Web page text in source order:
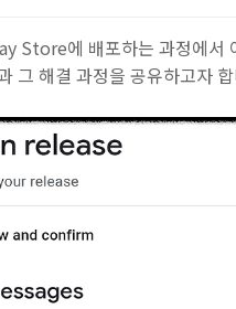
Store에 배포하는 과정에서
그 해결 과정을 공유하고자